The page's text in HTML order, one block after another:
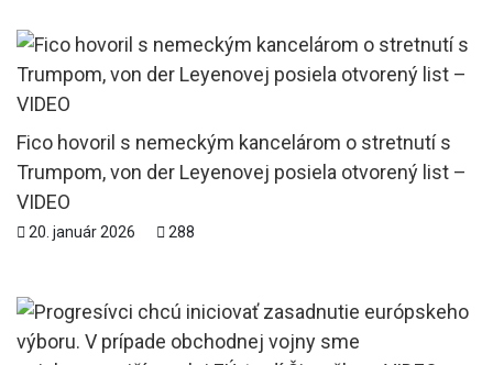
Fico hovoril s nemeckým kancelárom o stretnutí s
Trumpom, von der Leyenovej posiela otvorený list –
VIDEO
20. január 2026 288